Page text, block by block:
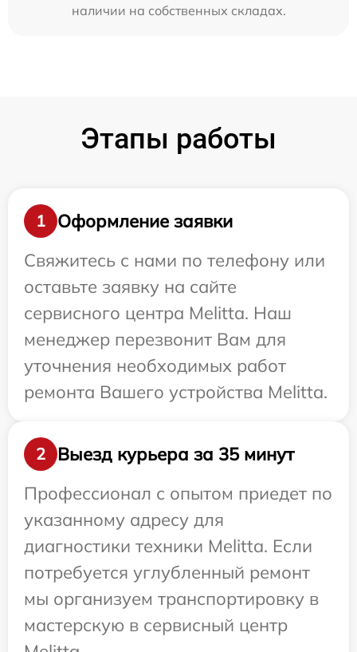
наличии на собственных складах.
Этапы работы
1
Оформление заявки
Свяжитесь с нами по телефону или
оставьте заявку на сайте
сервисного центра Melitta. Наш
менеджер перезвонит Вам для
уточнения необходимых работ
ремонта Вашего устройства Melitta.
2
Выезд курьера за 35 минут
Профессионал с опытом приедет по
указанному адресу для
диагностики техники Melitta. Если
потребуется углубленный ремонт
мы организуем транспортировку в
мастерскую в сервисный центр